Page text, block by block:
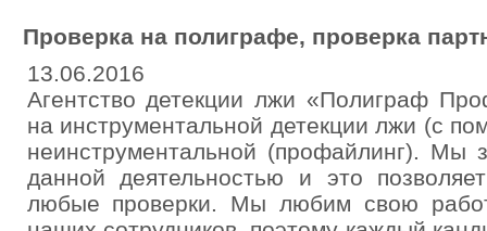
Проверка на полиграфе, проверка
13.06.2016
Агентство детекции лжи «Полиграф
на инструментальной детекции лжи (с
неинструментальной (профайлинг). Мы
данной деятельностью и это
любые проверки. Мы любим свою